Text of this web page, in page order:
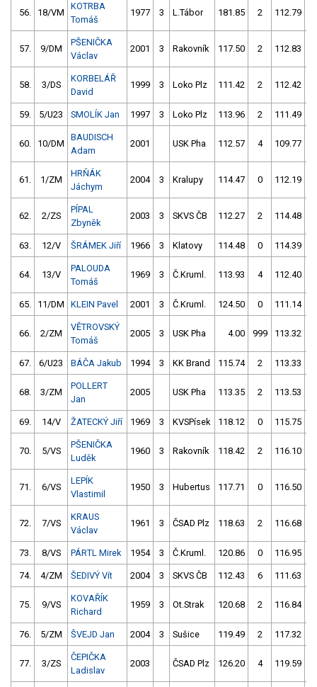
56. 18/VM
KOTRBA
Tomáš
1977 3 L.Tábor 181.85 2 112.79
57. 9/DM
PŠENIČKA
Václav
2001 3 Rakovník 117.50 2 112.83
58. 3/DS
KORBELÁŘ
David
1999 3 Loko Plz 111.42 2 112.42
59. 5/U23 SMOLÍK Jan 1997 3 Loko Plz 113.96 2 111.49
60. 10/DM
BAUDISCH
Adam
2001 USK Pha 112.57 4 109.77
61. 1/ZM
HRŇÁK
Jáchym
2004 3 Kralupy 114.47 0 112.19
62. 2/ZS
PÍPAL
Zbyněk
2003 3 SKVS ČB 112.27 2 114.48
63. 12/V ŠRÁMEK Jiří 1966 3 Klatovy 114.48 0 114.39
64. 13/V
PALOUDA
Tomáš
1969 3 Č.Kruml. 113.93 4 112.40
65. 11/DM KLEIN Pavel 2001 3 Č.Kruml. 124.50 0 111.14
66. 2/ZM
VĚTROVSKÝ
Tomáš
2005 3 USK Pha 4.00 999 113.32
67. 6/U23 BÁČA Jakub 1994 3 KK Brand 115.74 2 113.33
68. 3/ZM
POLLERT
Jan
2005 USK Pha 113.35 2 113.53
69. 14/V ŽATECKÝ Jiří 1969 3 KVSPísek 118.12 0 115.75
70. 5/VS
PŠENIČKA
Luděk
1960 3 Rakovník 118.42 2 116.10
71. 6/VS
LEPÍK
Vlastimil
1950 3 Hubertus 117.71 0 116.50
72. 7/VS
KRAUS
Václav
1961 3 ČSAD Plz 118.63 2 116.68
73. 8/VS PÁRTL Mirek 1954 3 Č.Kruml. 120.86 0 116.95
74. 4/ZM ŠEDIVÝ Vít 2004 3 SKVS ČB 112.43 6 111.63
75. 9/VS
KOVAŘÍK
Richard
1959 3 Ot.Strak 120.68 2 116.84
76. 5/ZM ŠVEJD Jan 2004 3 Sušice 119.49 2 117.32
77. 3/ZS
ČEPIČKA
Ladislav
2003 ČSAD Plz 126.20 4 119.59